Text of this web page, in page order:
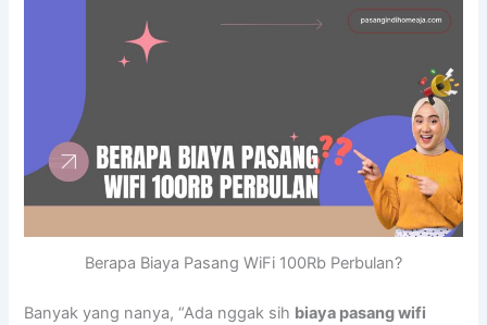
Berapa Biaya Pasang WiFi 100Rb Perbulan?
Banyak yang nanya, “Ada nggak sih biaya pasang wifi